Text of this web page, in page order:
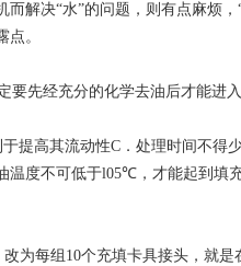
而解决“水”的问题，则有点麻烦
。
先经充分的化学去油后才能进
提高其流动性C．处理时间不
度不可低于l05℃，才能起到
为每组10个充填卡具接头，就